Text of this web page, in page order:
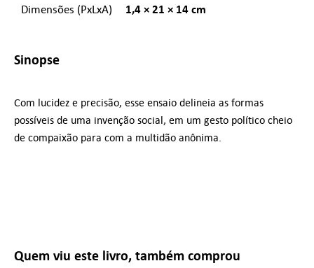
Dimensões (PxLxA) 1,4 × 21 × 14 cm
Sinopse
Com lucidez e precisão, esse ensaio delineia as formas
possíveis de uma invenção social, em um gesto político cheio
de compaixão para com a multidão anônima.
Quem viu este livro, também comprou